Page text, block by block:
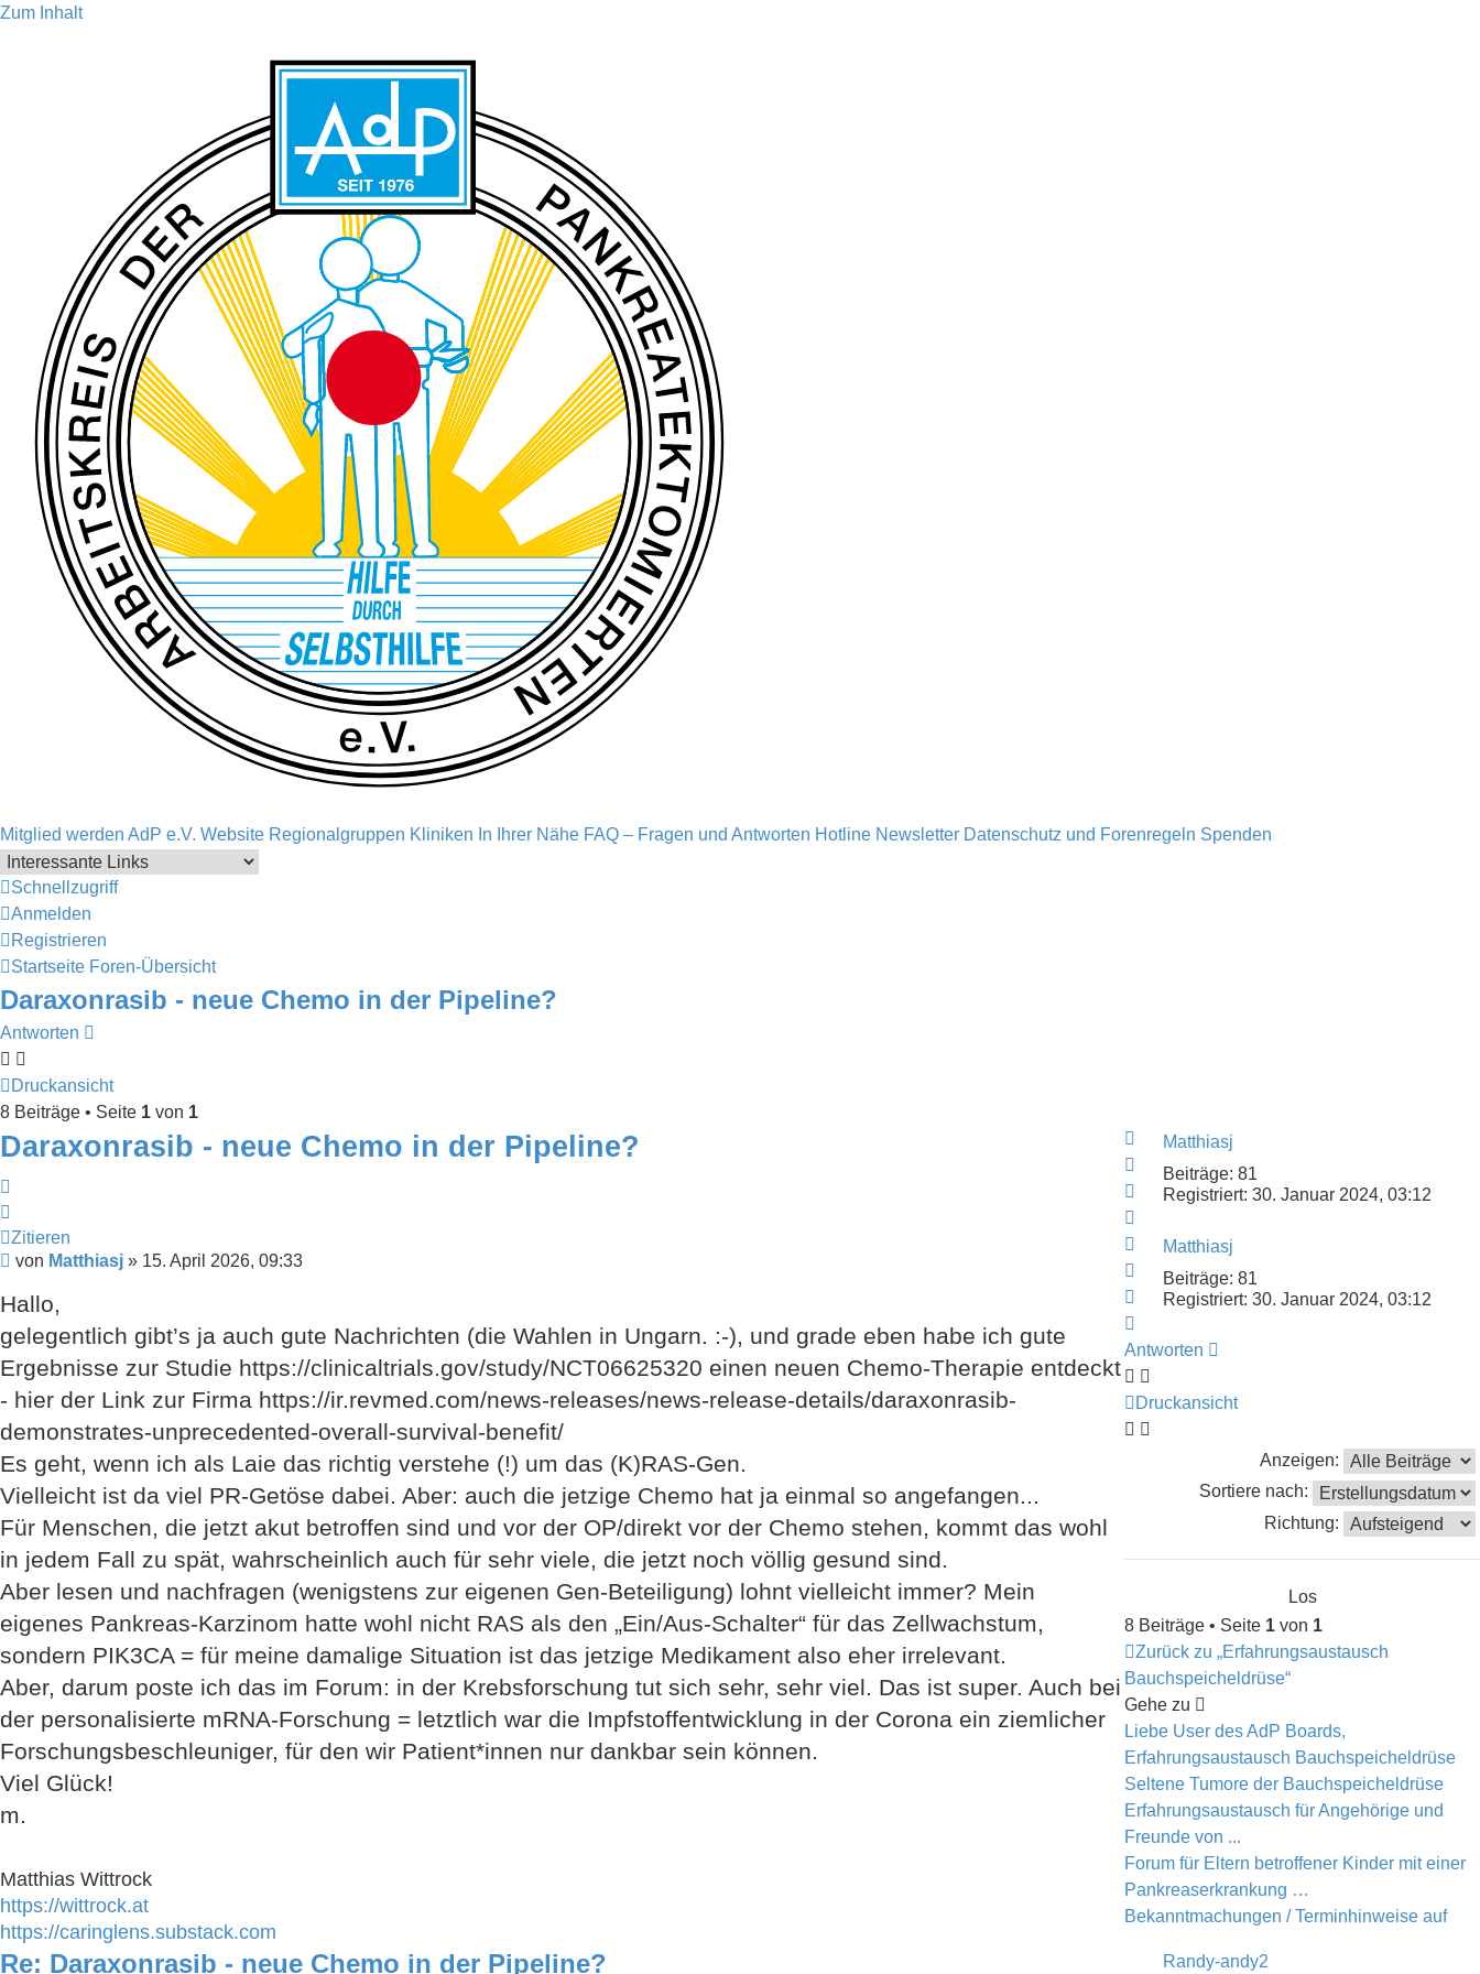
Zum Inhalt
Mitglied werden AdP e.V. Website Regionalgruppen Kliniken In Ihrer Nähe FAQ – Fragen und Antworten Hotline Newsletter Datenschutz und Forenregeln Spenden
Schnellzugriff
Anmelden
Registrieren
Startseite Foren-Übersicht
Daraxonrasib - neue Chemo in der Pipeline?
Antworten
Druckansicht
8 Beiträge • Seite 1 von 1
Matthiasj
Beiträge: 81
Registriert: 30. Januar 2024, 03:12
Daraxonrasib - neue Chemo in der Pipeline?
Zitieren
Beitrag
von Matthiasj » 15. April 2026, 09:33
Hallo,
gelegentlich gibt’s ja auch gute Nachrichten (die Wahlen in Ungarn. :-), und grade eben habe ich gute
Ergebnisse zur Studie https://clinicaltrials.gov/study/NCT06625320 einen neuen Chemo-Therapie entdeckt
- hier der Link zur Firma https://ir.revmed.com/news-releases/news-release-details/daraxonrasib-
demonstrates-unprecedented-overall-survival-benefit/
Es geht, wenn ich als Laie das richtig verstehe (!) um das (K)RAS-Gen.
Vielleicht ist da viel PR-Getöse dabei. Aber: auch die jetzige Chemo hat ja einmal so angefangen...
Für Menschen, die jetzt akut betroffen sind und vor der OP/direkt vor der Chemo stehen, kommt das wohl
in jedem Fall zu spät, wahrscheinlich auch für sehr viele, die jetzt noch völlig gesund sind.
Aber lesen und nachfragen (wenigstens zur eigenen Gen-Beteiligung) lohnt vielleicht immer? Mein
eigenes Pankreas-Karzinom hatte wohl nicht RAS als den „Ein/Aus-Schalter“ für das Zellwachstum,
sondern PIK3CA = für meine damalige Situation ist das jetzige Medikament also eher irrelevant.
Aber, darum poste ich das im Forum: in der Krebsforschung tut sich sehr, sehr viel. Das ist super. Auch bei
der personalisierte mRNA-Forschung = letztlich war die Impfstoffentwicklung in der Corona ein ziemlicher
Forschungsbeschleuniger, für den wir Patient*innen nur dankbar sein können.
Viel Glück!
m.
Matthias Wittrock
https://wittrock.at
https://caringlens.substack.com
Nach
oben
Matthiasj
Beiträge: 81
Registriert: 30. Januar 2024, 03:12
Re: Daraxonrasib - neue Chemo in der Pipeline?
Nach
oben
Randy-andy2
Nach
oben
Nach
oben
Nach
oben
Nach
oben
Antworten
Druckansicht
Anzeigen:
Sortiere nach:
Richtung:
8 Beiträge • Seite 1 von 1
Zurück zu „Erfahrungsaustausch
Bauchspeicheldrüse“
Gehe zu
Liebe User des AdP Boards,
Erfahrungsaustausch Bauchspeicheldrüse
Seltene Tumore der Bauchspeicheldrüse
Erfahrungsaustausch für Angehörige und
Freunde von ...
Forum für Eltern betroffener Kinder mit einer
Pankreaserkrankung …
Bekanntmachungen / Terminhinweise auf